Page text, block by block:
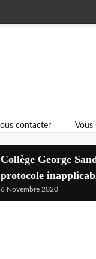
contacter Vous
Collège George
protocole
6 Novembre 2020